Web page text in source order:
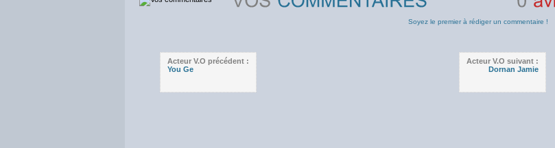
Soyez le premier à rédiger un commentaire !
Acteur V.O précédent :
You Ge
Acteur V.O suivant :
Dornan Jamie